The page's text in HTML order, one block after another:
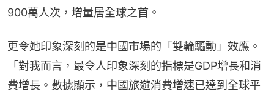
900萬人次，增量居全球之首。
更令她印象深刻的是中國市場的「雙輪驅動」效應。
「對我而言，最令人印象深刻的指標是GDP增長和消
費增長。數據顯示，中國旅遊消費增速已達到全球平